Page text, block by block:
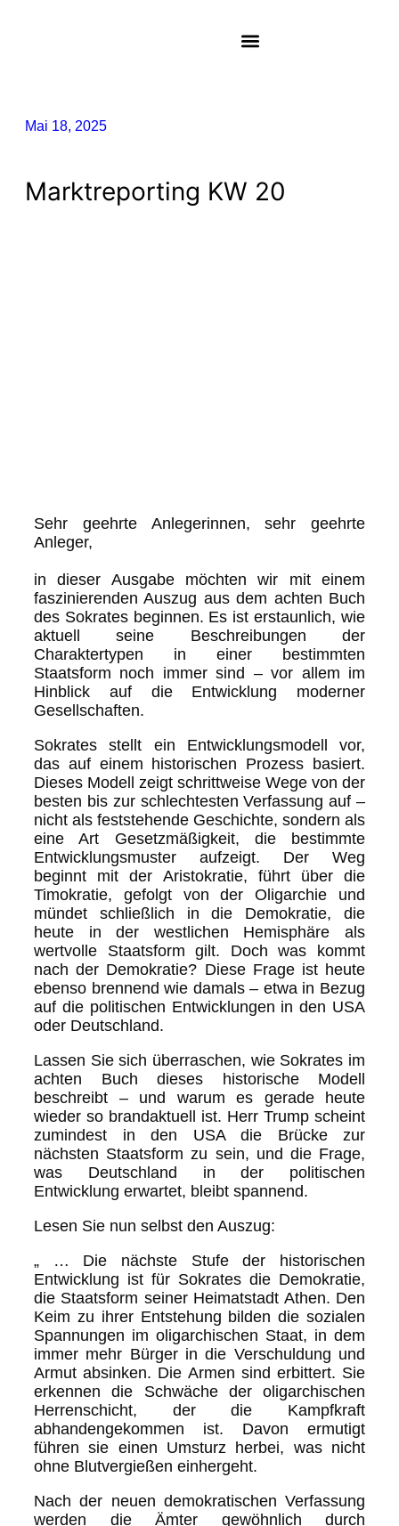
Mai 18, 2025
Marktreporting KW 20
Sehr geehrte Anlegerinnen, sehr geehrte
Anleger,
in dieser Ausgabe möchten wir mit einem
faszinierenden Auszug aus dem achten Buch
des Sokrates beginnen. Es ist erstaunlich, wie
aktuell seine Beschreibungen der
Charaktertypen in einer bestimmten
Staatsform noch immer sind – vor allem im
Hinblick auf die Entwicklung moderner
Gesellschaften.
Sokrates stellt ein Entwicklungsmodell vor,
das auf einem historischen Prozess basiert.
Dieses Modell zeigt schrittweise Wege von der
besten bis zur schlechtesten Verfassung auf –
nicht als feststehende Geschichte, sondern als
eine Art Gesetzmäßigkeit, die bestimmte
Entwicklungsmuster aufzeigt. Der Weg
beginnt mit der Aristokratie, führt über die
Timokratie, gefolgt von der Oligarchie und
mündet schließlich in die Demokratie, die
heute in der westlichen Hemisphäre als
wertvolle Staatsform gilt. Doch was kommt
nach der Demokratie? Diese Frage ist heute
ebenso brennend wie damals – etwa in Bezug
auf die politischen Entwicklungen in den USA
oder Deutschland.
Lassen Sie sich überraschen, wie Sokrates im
achten Buch dieses historische Modell
beschreibt – und warum es gerade heute
wieder so brandaktuell ist. Herr Trump scheint
zumindest in den USA die Brücke zur
nächsten Staatsform zu sein, und die Frage,
was Deutschland in der politischen
Entwicklung erwartet, bleibt spannend.
Lesen Sie nun selbst den Auszug:
„ … Die nächste Stufe der historischen
Entwicklung ist für Sokrates die Demokratie,
die Staatsform seiner Heimatstadt Athen. Den
Keim zu ihrer Entstehung bilden die sozialen
Spannungen im oligarchischen Staat, in dem
immer mehr Bürger in die Verschuldung und
Armut absinken. Die Armen sind erbittert. Sie
erkennen die Schwäche der oligarchischen
Herrenschicht, der die Kampfkraft
abhandengekommen ist. Davon ermutigt
führen sie einen Umsturz herbei, was nicht
ohne Blutvergießen einhergeht.
Nach der neuen demokratischen Verfassung
werden die Ämter gewöhnlich durch